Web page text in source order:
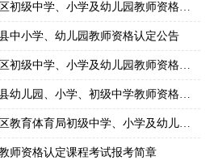
2025年下半年昆明市五华区初级中学、小学及幼儿园教师资格认定公告
中小学、幼儿园教师资格认定公告
2025年下半年昆明市官渡区初级中学、小学及幼儿园教师资格认定公告
2024年下半年昆明市禄劝县幼儿园、小学、初级中学教师资格认定公告
2025年下半年昆明市西山区教育体育局初级中学、小学及幼儿园教师资格认定公告
师资格认定课程考试报考简章